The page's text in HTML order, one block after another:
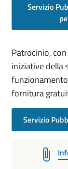
Servizio
Patrocinio,
iniziative della
fornitura
Servizio